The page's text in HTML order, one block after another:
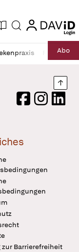
Ausgabe
Suche login
RechtAbo
FacebookInstagram
zur Barrierefreiheit